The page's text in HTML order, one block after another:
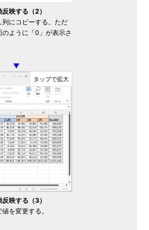
映する（2）
にコピーする。ただ
ように「0」が表示さ
▼
映する（3）
を変更する。